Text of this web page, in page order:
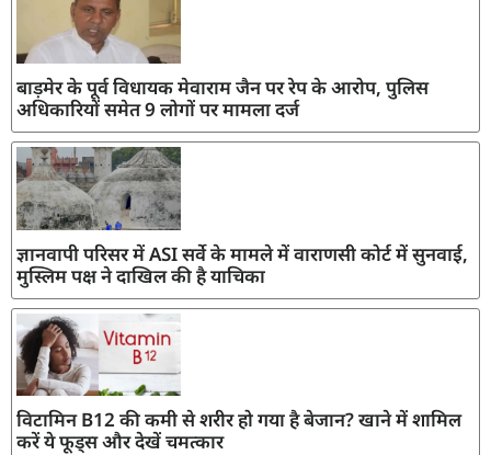
बाड़मेर के पूर्व विधायक मेवाराम जैन पर रेप के आरोप, पुलिस
अधिकारियों समेत 9 लोगों पर मामला दर्ज
ज्ञानवापी परिसर में ASI सर्वे के मामले में वाराणसी कोर्ट में सुनवाई,
मुस्लिम पक्ष ने दाखिल की है याचिका
विटामिन B12 की कमी से शरीर हो गया है बेजान? खाने में शामिल
करें ये फूड्स और देखें चमत्कार